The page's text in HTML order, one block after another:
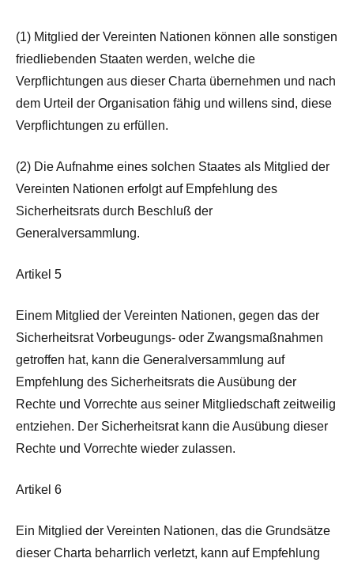
(1) Mitglied der Vereinten Nationen können alle sonstigen
friedliebenden Staaten werden, welche die
Verpflichtungen aus dieser Charta übernehmen und nach
dem Urteil der Organisation fähig und willens sind, diese
Verpflichtungen zu erfüllen.
(2) Die Aufnahme eines solchen Staates als Mitglied der
Vereinten Nationen erfolgt auf Empfehlung des
Sicherheitsrats durch Beschluß der
Generalversammlung.
Artikel 5
Einem Mitglied der Vereinten Nationen, gegen das der
Sicherheitsrat Vorbeugungs- oder Zwangsmaßnahmen
getroffen hat, kann die Generalversammlung auf
Empfehlung des Sicherheitsrats die Ausübung der
Rechte und Vorrechte aus seiner Mitgliedschaft zeitweilig
entziehen. Der Sicherheitsrat kann die Ausübung dieser
Rechte und Vorrechte wieder zulassen.
Artikel 6
Ein Mitglied der Vereinten Nationen, das die Grundsätze
dieser Charta beharrlich verletzt, kann auf Empfehlung